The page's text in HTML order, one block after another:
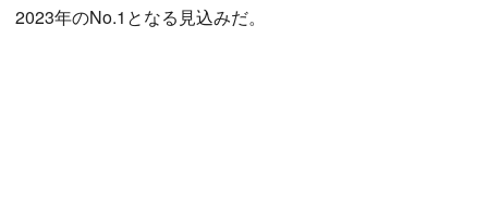
2023年のNo.1となる見込みだ。